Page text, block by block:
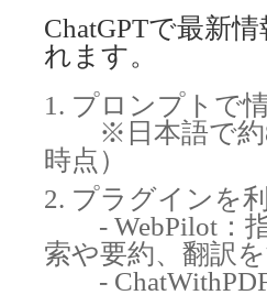
ChatGPTで最新
れます。
プロンプトで
※日本語で約
時点）
プラグインを
- WebPilot：指
索や要約、翻訳
- ChatWithPDF